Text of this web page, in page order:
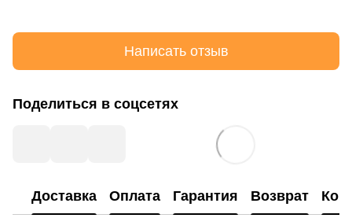
Написать отзыв
Поделиться в соцсетях
Доставка Оплата Гарантия Возврат